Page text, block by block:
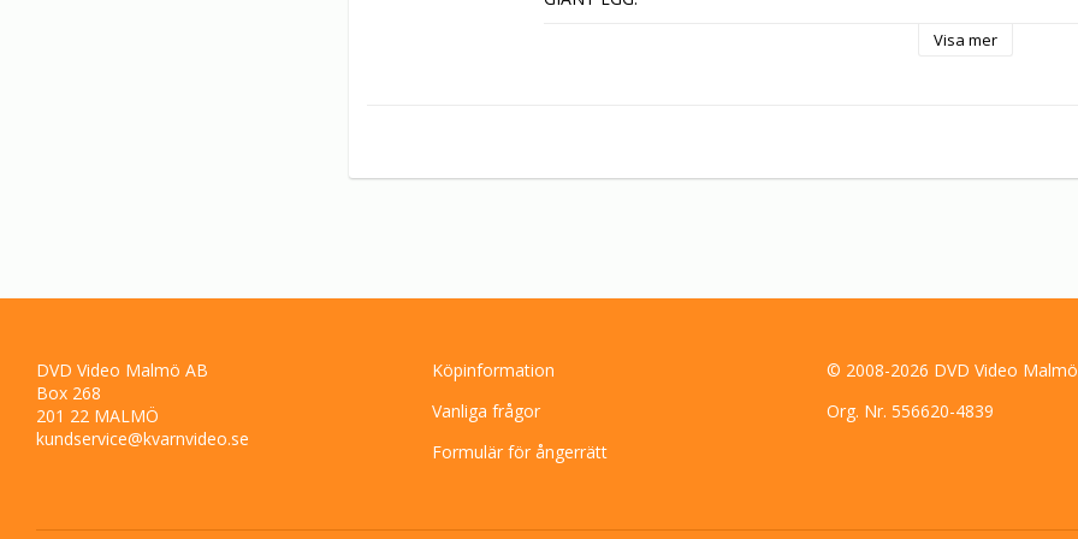
största fågel som någonsin funnits, elefantfågeln Aepyornis. 50 år
Visa mer
DVD Video Malmö AB
Box 268
201 22 MALMÖ
kundservice@kvarnvideo.se
Köpinformation
Vanliga frågor
Formulär för ångerrätt
© 2008-2026 DVD Video
Org. Nr. 556620-4839